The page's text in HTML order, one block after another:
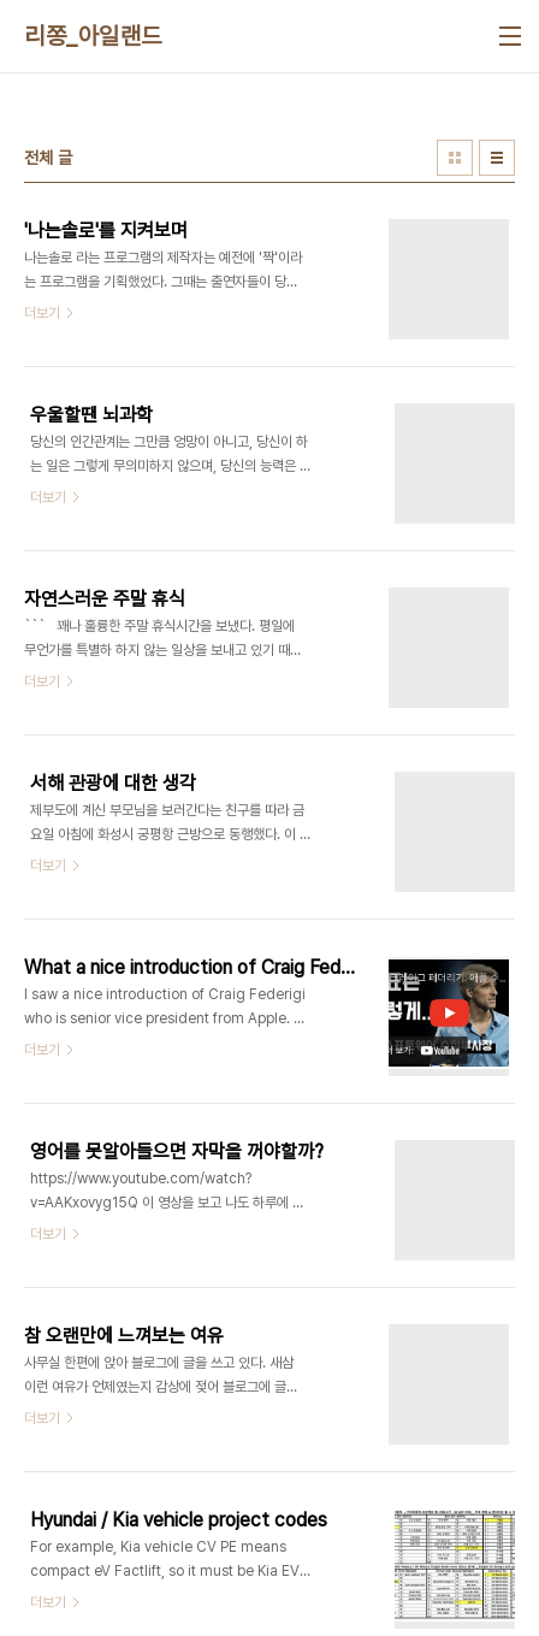
리쫑_아일랜드
전체 글
'나는솔로'를 지켜보며
나는솔로 라는 프로그램의 제작자는 예전에 '짝'이라
는 프로그램을 기획했었다. 그때는 출연자들이 당시
내가 보기에 한참 위 연배의 어르신들이라고 생각했
로그램을 보며 출연자들에게 나를 비추어본다. 이러
면 안되겠구나 혹은 이렇게 하는것도 괜찮겠다 등 다
양하게 떠오르는 상념들과 함께 프로그램을 지켜본
다. 다만 오글거리는건 피할 길이 없다.
더보기
우울할땐 뇌과학
당신의 인간관계는 그만큼 엉망이 아니고, 당신이 하
는 일은 그렇게 무의미하지 않으며, 당신의 능력은 당
신 생각보다 훨씬 뛰어나다. , 앨릭스 코브 긴 휴식을
는 접근이다. 너무 가까이서 보면 안 보이는 것들이
있기 때문이다. 우울감을 현상으로 바라보고 이해시
켜준 이 책의 글들은 치료제로서 기능했다. 위에 인용
한 문장은 뇌과학을 근거로 나의 판단을 파헤치며 실
질적인 위로를 한다. 그렇구나 나 꽤 괜찮을지도? 유
으로부터 강해지는 방법을 배운다고 한다. 그의 행동
도..
더보기
자연스러운 주말 휴식
``` 꽤나 훌륭한 주말 휴식시간을 보냈다. 평일에
무언가를 특별하 하지 않는 일상을 보내고 있기 때문
에 주말 휴식이 꼭 필요하다거나 한 건 아니지만, 주
이나 계란프라이를 만들어 먹고, 게임이나 낚시준
비 등 하고 싶은 일들을 한 뒤 낮잠을 좀 잔다. 일어나
서 또 빈둥대다가는 집에 있는 찬거리로 허기를 달래
고 또 하고 싶은 소일거리들을 찾아 해낸다. 빨래라던
가 화장실 청소라던가 혹은 집 앞 한강으로 나가 두어
화를 하지 않고 혼자서 보내는 시간들은 내가 평소
자..
더보기
서해 관광에 대한 생각
제부도에 계신 부모님을 보러간다는 친구를 따라 금
요일 아침에 화성시 궁평항 근방으로 동행했다. 이 짧
은 여행을 계획하며 제부도 인근에서 할 것들을 떠올
를 하지 않았고 역시나 유료 입어터를 제외하고 흥미
로운 장소를 찾지는 못했다.친구를 따라 그의 부모님
댁을 구경하고 나서는 인근에 보리밥집에 들러 풍요
로운 점심한상을 즐기고 바닷길을 따라 섬으로 들어
왔다. 날이 뜨거워 해변을 거닐지는 않고 상점가를 지
햇살 아래서 호객하는 상인들을 여럿 보았는데 어렸
서해인근 관광지는 대게..
더보기
What a nice introduction of Craig Federigi
I saw a nice introduction of Craig Federigi
who is senior vice president from Apple. I
am also the one changed role from
describe hime. > We have our special
guest Craig Federigi from Apple, he is the
senior vice president for software
engineering. We are proud of to note that
he received his bache..
더보기
영어를 못알아들으면 자막을 꺼야할까?
https://www.youtube.com/watch?
v=AAKxovyg15Q 이 영상을 보고 나도 하루에 한
시간씩 자막없는 컨텐츠를 보겠다고 생각했다. 여기
복 5.1년후에 해당목록을 확인하기 리스트업은.. 해
보자
더보기
참 오랜만에 느껴보는 여유
사무실 한편에 앉아 블로그에 글을 쓰고 있다. 새삼
이런 여유가 언제였는지 감상에 젖어 블로그에 글을
써야겠다는 마음을 먹기까지 했다. 직장생활을 시작
있었다. 다만 이 곳은 마음을 가두는 여러 제약들이
존재했다. 예를 들면 인터넷에 글을 쓰면 안 된다는
제약이라던가, 슬리퍼를 신으면 안 된다는 제약 같은
것들. 여러 제약 때문에 시간이 있어도 마음이 불편했
던 그런 시간은 분명 있었다. Private 한 공간에서
더보기
Hyundai / Kia vehicle project codes
For example, Kia vehicle CV PE means
compact eV Factlift, so it must be Kia EV6
facelift MV means Medium suv eV, so it
더보기